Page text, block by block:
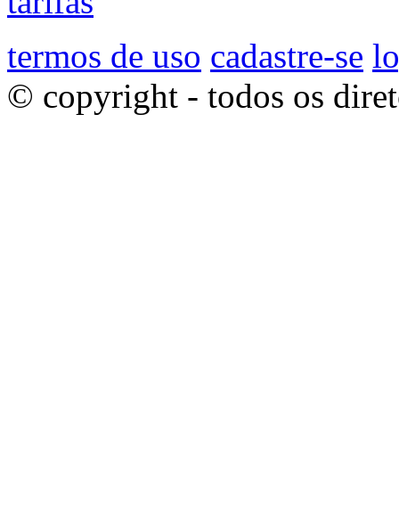
termos de uso cadastre-se
© copyright - todos os